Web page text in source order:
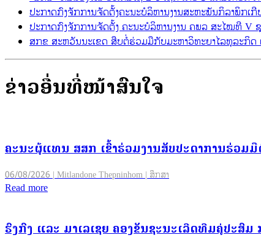
ປະກາດກົງຈັກການຈັດຕັ້ງຄະນະບໍລິຫານງານສະຫະພັນກິລາພິກເກີ
ປະກາດກົງຈັກການຈັດຕັ້ງ ຄະນະບໍລິຫານງານ ຄພລ ສະໄໝທີ V
ສກຂ ສະຫວັນນະເຂດ ສືບຕໍ່ຮ່ວມມືກັບມະຫາວິທະຍາໄລທຸລະກິດ
​ຂ່າວ​ອື່ນ​ທີ່​ໜ້າ​ສົນ​ໃຈ
ຄະນະຜູ້ແທນ ສສກ ເຂົ້າຮ່ວມງານສັບປະດາການຮ່ວມ
06/08/2026 | Mitlandone Thepninhom | ສຶກສາ
Read more
ຮົງກົງ ແລະ ມາເລເຊຍ ຄອງຂັນຊະນະເລີດທີມຄູ່ປະສົ